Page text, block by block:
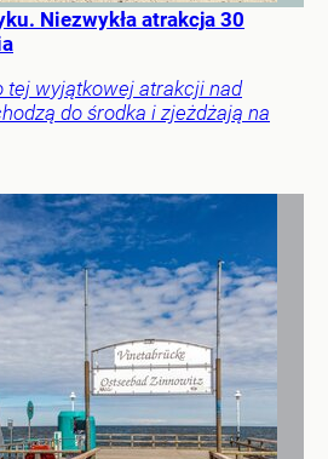
Niezwykła atrakcja 30
tej wyjątkowej atrakcji nad
do środka i zjeżdżają na